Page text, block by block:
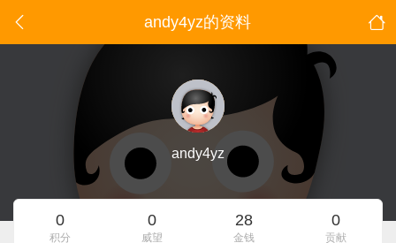
andy4yz的资料
andy4yz
0
积分
0
威望
28
金钱
0
贡献